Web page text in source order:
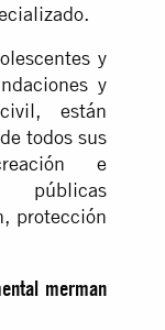
y
y
están
todos sus
e
públicas
protección
merman